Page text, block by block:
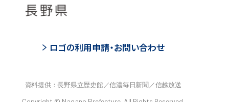
ロゴの利用申請・お問い合わせ
資料提供：長野県立歴史館／信濃毎日新聞／信越放送